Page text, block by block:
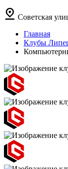
Советская
Главная
Клубы